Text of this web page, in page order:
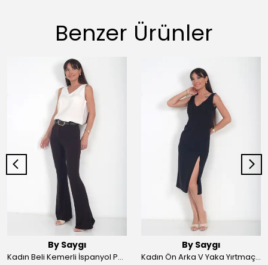
Benzer Ürünler
By Saygı
Kadın Beli Kemerli İspanyol Paça Likralı Krep Pantolon - Kahve
By Saygı
Kadın Ön Arka V Yaka Yırtmaçlı Likralı Scuba Midi Elbise - Siyah